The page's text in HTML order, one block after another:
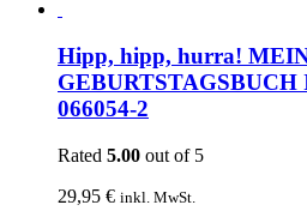
Hipp, hipp, hurra!
GEBURTSTAGSBUCH
066054-2
Rated 5.00 out of 5
29,95 € inkl. MwSt.